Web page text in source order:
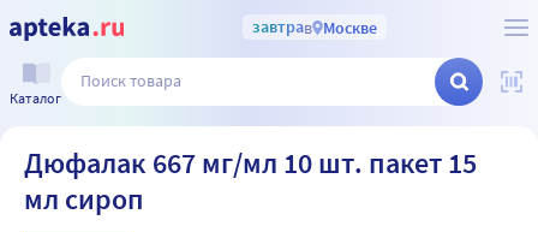
завтрав Москве
Каталог
Дюфалак 667 мг/мл 10 шт. пакет 15
мл сироп